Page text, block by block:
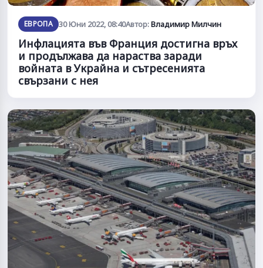
ЕВРОПА 30 Юни 2022, 08:40Автор:Владимир Милчин
Инфлацията във Франция достигна връх
и продължава да нараства заради
войната в Украйна и сътресенията
свързани с нея